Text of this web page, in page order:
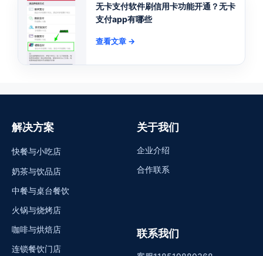
无卡支付软件刷信用卡功能开通？无卡
支付app有哪些
查看文章 →
解决方案
快餐与小吃店
奶茶与饮品店
中餐与桌台餐饮
火锅与烧烤店
咖啡与烘焙店
连锁餐饮门店
关于我们
企业介绍
合作联系
联系我们